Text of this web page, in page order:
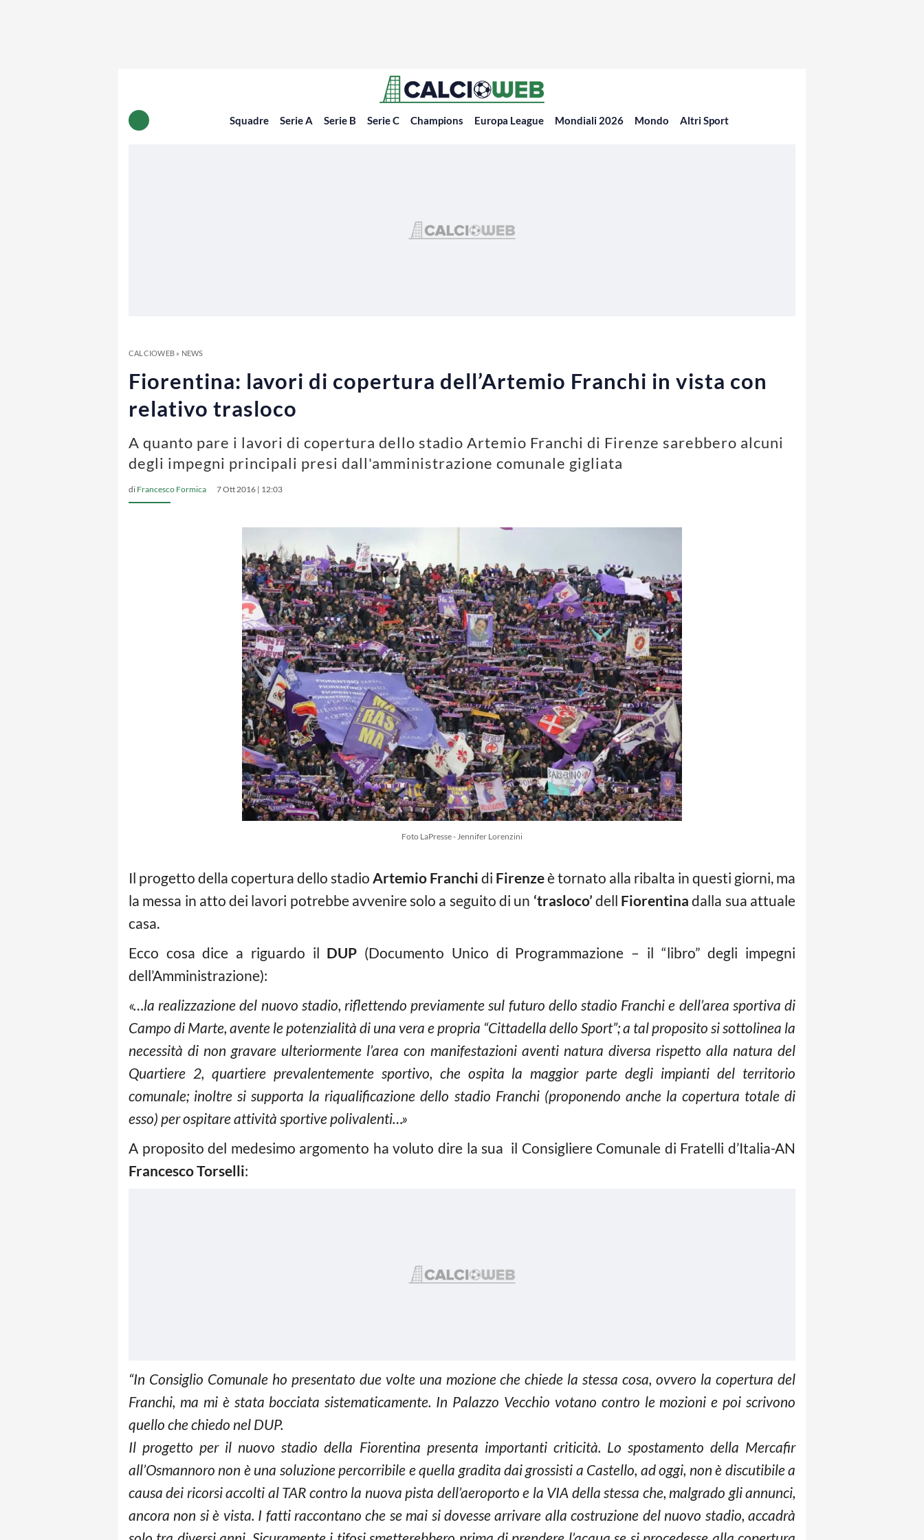
Squadre Serie A Serie B Serie C Champions Europa League Mondiali 2026 Mondo Altri Sport
CALCIOWEB» NEWS
Fiorentina: lavori di copertura dell’Artemio Franchi in vista con
relativo trasloco
A quanto pare i lavori di copertura dello stadio Artemio Franchi di Firenze sarebbero alcuni
degli impegni principali presi dall'amministrazione comunale gigliata
di Francesco Formica 7 Ott 2016 | 12:03
Foto LaPresse - Jennifer Lorenzini
Il progetto della copertura dello stadio Artemio Franchi di Firenzeè tornato alla ribalta in questi giorni, ma
la messa in atto dei lavori potrebbe avvenire solo a seguito di un ‘trasloco’ dell Fiorentina dalla sua attuale
casa.
Ecco cosa dice a riguardo il DUP (Documento Unico di Programmazione – il “libro” degli impegni
dell’Amministrazione):
«…la realizzazione del nuovo stadio, riflettendo previamente sul futuro dello stadio Franchi e dell’area sportiva di
Campo di Marte, avente le potenzialità di una vera e propria “Cittadella dello Sport”; a tal proposito si sottolinea la
necessità di non gravare ulteriormente l’area con manifestazioni aventi natura diversa rispetto alla natura del
Quartiere 2, quartiere prevalentemente sportivo, che ospita la maggior parte degli impianti del territorio
comunale; inoltre si supporta la riqualificazione dello stadio Franchi (proponendo anche la copertura totale di
esso) per ospitare attività sportive polivalenti…»
A proposito del medesimo argomento ha voluto dire la sua il Consigliere Comunale di Fratelli d’Italia-AN
Francesco Torselli:
“In Consiglio Comunale ho presentato due volte una mozione che chiede la stessa cosa, ovvero la copertura del
Franchi, ma mi è stata bocciata sistematicamente. In Palazzo Vecchio votano contro le mozioni e poi scrivono
quello che chiedo nel DUP.
Il progetto per il nuovo stadio della Fiorentina presenta importanti criticità. Lo spostamento della Mercafir
all’Osmannoro non è una soluzione percorribile e quella gradita dai grossisti a Castello, ad oggi, non è discutibile a
causa dei ricorsi accolti al TAR contro la nuova pista dell’aeroporto e la VIA della stessa che, malgrado gli annunci,
ancora non si è vista. I fatti raccontano che se mai si dovesse arrivare alla costruzione del nuovo stadio, accadrà